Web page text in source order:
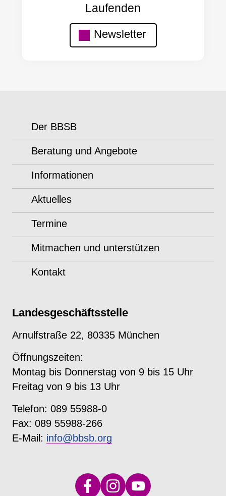
Laufenden
Newsletter
Der BBSB
Beratung und Angebote
Informationen
Aktuelles
Termine
Mitmachen und unterstützen
Kontakt
Landesgeschäftsstelle
Arnulfstraße 22, 80335 München
Öffnungszeiten:
Montag bis Donnerstag von 9 bis 15 Uhr
Freitag von 9 bis 13 Uhr
Telefon: 089 55988-0
Fax: 089 55988-266
E-Mail: info@bbsb.org